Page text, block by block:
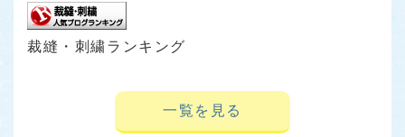
裁縫・刺繍ランキング
一覧を見る